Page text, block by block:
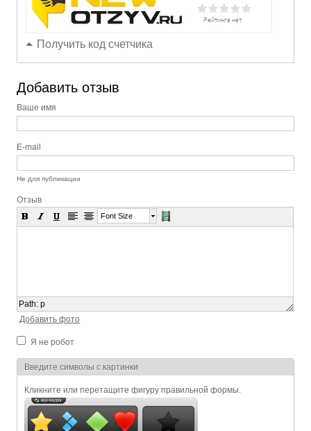
Получить код счетчика
Добавить отзыв
Ваше имя
E-mail
Не для публикации
Отзыв
Font Size
Path:p
Добавить фото
Я не робот
Я спамер
Введите символы с картинки
Кликните или перетащите фигуру правильной формы.